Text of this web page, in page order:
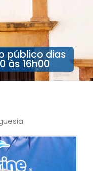
público dias
às 16h00